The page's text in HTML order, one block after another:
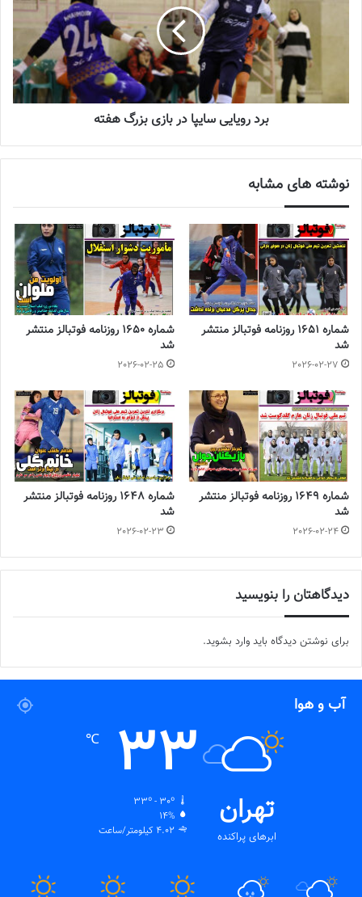
هفته جدال مدعیان
هفته پنجم سوپر لیگ فوتسال زنان با جدال مدعیان همراه خواهد بود،
دیدار شاهین نطنز و سایپا از مهم ترین دیدارهای این هفته است.
لغو سفر پرماجرای فوتبال زنان ایران به اردن
مدیران سازمان لیگ برنامه مسابقات لیگ شانزدهم را در شرایطی تنظیم
کرده‌اند که براساس برنامه‌ریزی انجام شده، تا پایان سال 1402 احتمالاً
خبری از اردوهای ملی نخواهد بود؛ به‌ویژه آنکه در کنار برگزاری مسابقات
لیگ برتر، قرار است مسابقات جام حذفی هم دنبال شود. در این شرایط،
به نظر می‌رسد که مریم آزمون تا پایان مدت قراردادش با تیم ملی
فوتبال زنان ایران، دیگر شانس برگزاری اردو نخواهد داشت و باید امید به
آن داشته باشد که بعد از تمدید قرارداد احتمالی بار دیگر روی نیمکت
تیم ملی زنان ایران بنشیند.
برد رویایی سایپا در بازی بزرگ هفته
نوشته های مشابه
شماره 1651 روزنامه فوتبالز منتشر
شد
2026-02-27
شماره 1650 روزنامه فوتبالز منتشر
شد
2026-02-25
شماره 1649 روزنامه فوتبالز منتشر
شد
2026-02-24
شماره 1648 روزنامه فوتبالز منتشر
شد
2026-02-23
دیدگاهتان را بنویسید
برای نوشتن دیدگاه باید وارد بشوید.
آب و هوا
تهران
ابرهای پراکنده
33
℃
33º - 30º
14%
4.02 کیلومتر/ساعت